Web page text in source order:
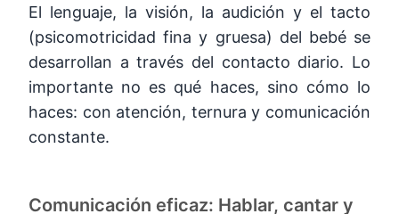
El lenguaje, la visión, la audición y el tacto
(psicomotricidad fina y gruesa) del bebé se
desarrollan a través del contacto diario. Lo
importante no es qué haces, sino cómo lo
haces: con atención, ternura y comunicación
constante.
Comunicación eficaz: Hablar, cantar y